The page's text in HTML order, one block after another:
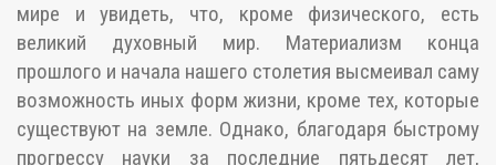
мире и увидеть, что, кроме физического, есть
великий духовный мир. Материализм конца
прошлого и начала нашего столетия высмеивал саму
возможность иных форм жизни, кроме тех, которые
существуют на земле. Однако, благодаря быстрому
прогрессу науки за последние пятьдесят лет,